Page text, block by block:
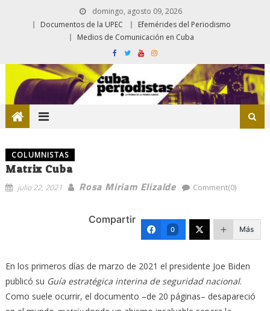
domingo, agosto 09, 2026
Documentos de la UPEC
Efemérides del Periodismo
Medios de Comunicación en Cuba
COLUMNISTAS
Matrix Cuba
julio 22, 2021 Rosa Miriam Elizalde Comment(0)
Compartir
0 Más
En los primeros días de marzo de 2021 el presidente Joe Biden
publicó su Guía estratégica interina de seguridad nacional.
Como suele ocurrir, el documento –de 20 páginas– desapareció